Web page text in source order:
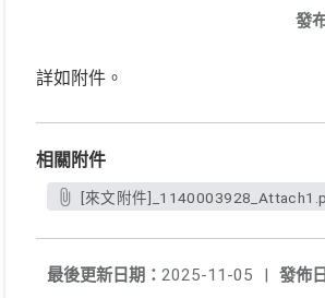
發
詳如附件。
相關附件
[來文附件
發佈
最後更新日期： 2025-11-05
|